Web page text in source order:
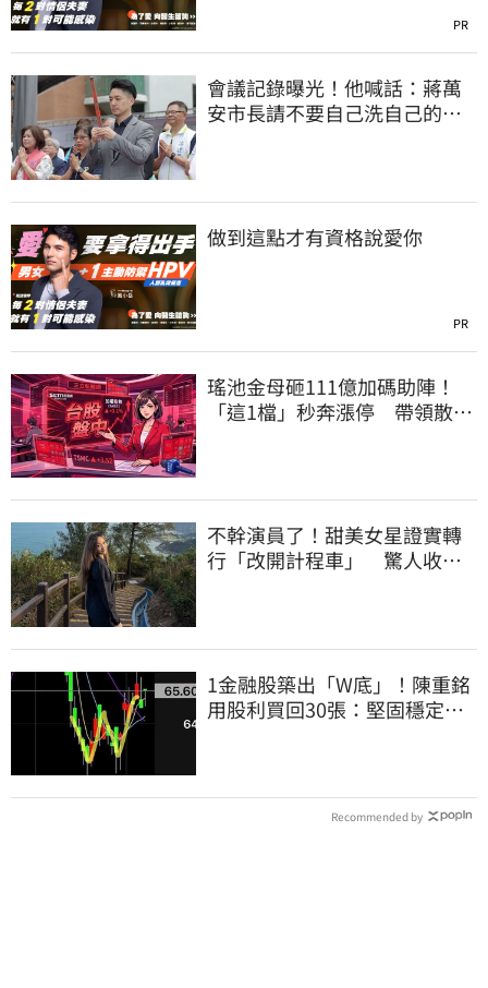
PR
會議記錄曝光！他喊話：蔣萬
安市長請不要自己洗自己的記
做到這點才有資格說愛你
PR
瑤池金母砸111億加碼助陣！
「這1檔」秒奔漲停 帶領散熱
不幹演員了！甜美女星證實轉
行「改開計程車」 驚人收入
1金融股築出「W底」！陳重銘
用股利買回30張：堅固穩定的
Recommended by